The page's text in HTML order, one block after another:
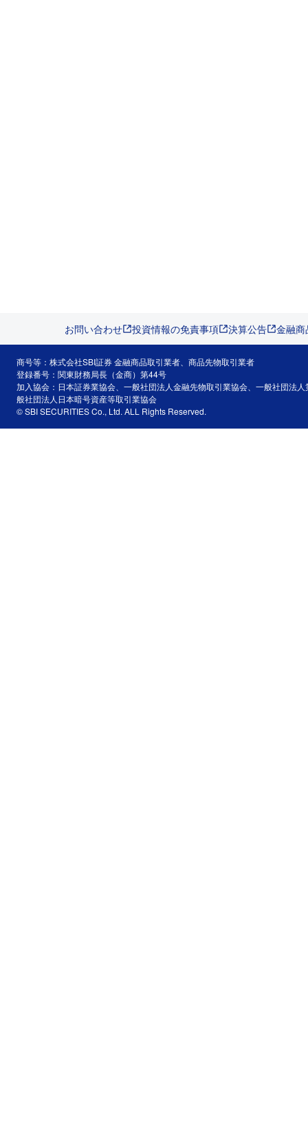
お問い合わせ 投資情報の免責事項 決算公告 金融
商号等：株式会社SBI証券 金融商品取引業者、商品先物取引業者
登録番号：関東財務局長（金商）第44号
加入協会：日本証券業協会、一般社団法人金融先物取引業協会、一般社団法
般社団法人日本暗号資産等取引業協会
© SBI SECURITIES Co., Ltd. ALL Rights Reserved.